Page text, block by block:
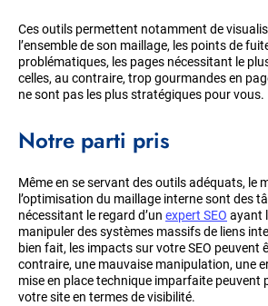
Ces outils permettent notamment de
l’ensemble de son maillage, les points de
problématiques, les pages nécessitant le
celles, au contraire, trop gourmandes en
ne sont pas les plus stratégiques pour vous.
Notre parti pris
Même en se servant des outils adéquats, le
l’optimisation du maillage interne sont des
nécessitant le regard d’un expert SEO ayant
manipuler des systèmes massifs de liens
bien fait, les impacts sur votre SEO peuvent
contraire, une mauvaise manipulation, une
mise en place technique imparfaite peuvent
votre site en termes de visibilité.